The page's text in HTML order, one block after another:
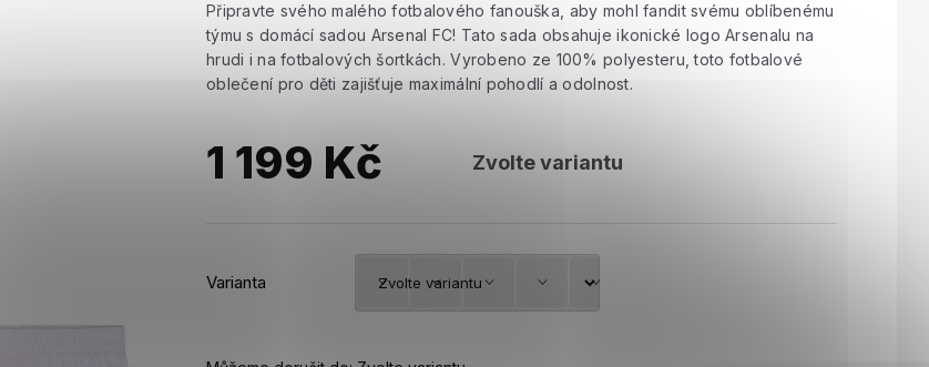
Připravte svého malého fotbalového fanouška, aby mohl fandit svému oblíbenému
týmu s domácí sadou Arsenal FC! Tato sada obsahuje ikonické logo Arsenalu na
hrudi i na fotbalových šortkách. Vyrobeno ze 100% polyesteru, toto fotbalové
oblečení pro děti zajišťuje maximální pohodlí a odolnost.
1 199 Kč Zvolte variantu
Varianta